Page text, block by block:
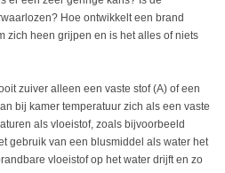
Hoe ontwikkelt een brand
zich heen grijpen en is het alles of niets
zuiver alleen een vaste stof (A) of een
bij kamer temperatuur zich als een vaste
als vloeistof, zoals bijvoorbeeld
gebruik van een blusmiddel als water het
vloeistof op het water drijft en zo